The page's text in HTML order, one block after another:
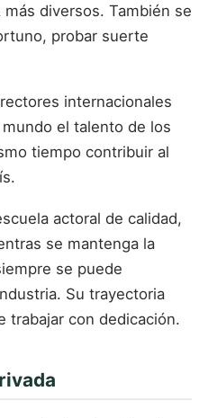
diversos. También se
probar suerte
internacionales
el talento de los
tiempo contribuir al
actoral de calidad,
se mantenga la
se puede
Su trayectoria
trabajar con dedicación.